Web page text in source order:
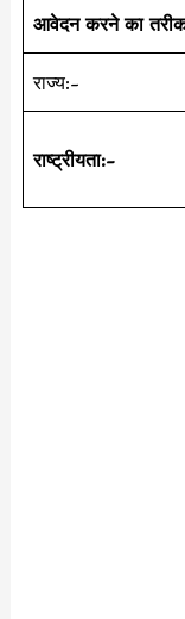
आवेदन करने का
राज्य:-
राष्ट्रीयता:-